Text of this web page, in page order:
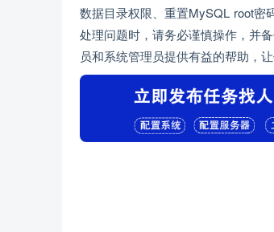
数据目录权限、重置MySQL root密
处理问题时，请务必谨慎操作，并
员和系统管理员提供有益的帮助，